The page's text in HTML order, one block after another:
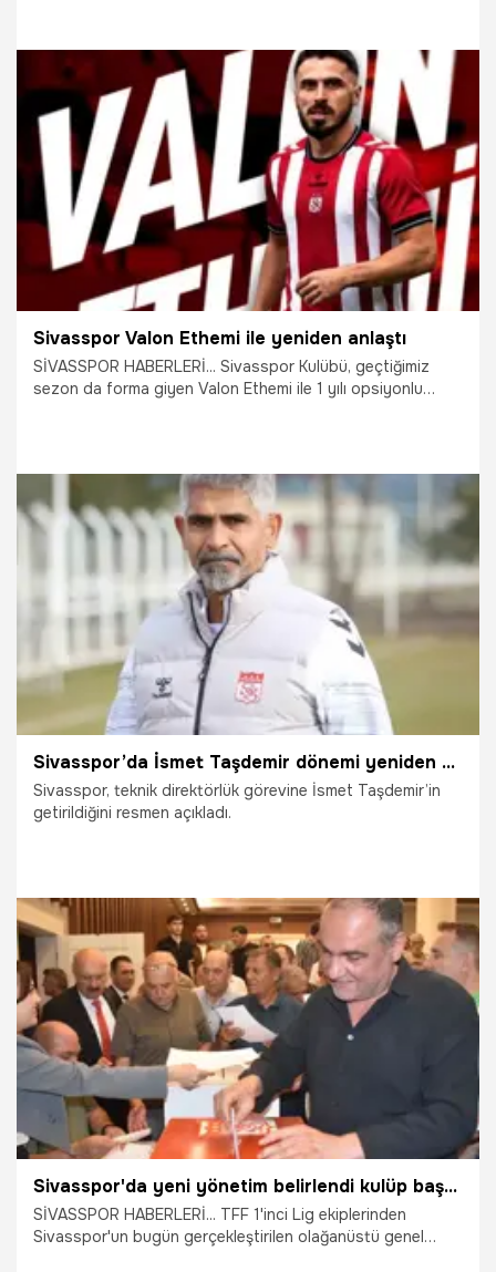
17.07.2026 Sivas
Sivasspor Valon Ethemi ile yeniden anlaştı
SİVASSPOR HABERLERİ... Sivasspor Kulübü, geçtiğimiz
sezon da forma giyen Valon Ethemi ile 1 yılı opsiyonlu
Sivasspor’da İsmet Taşdemir dönemi yeniden başladı
Sivasspor, teknik direktörlük görevine İsmet Taşdemir’in
getirildiğini resmen açıkladı.
15.07.2026 Sivas
Sivasspor'da yeni yönetim belirlendi kulüp başkanı seçildi
SİVASSPOR HABERLERİ... TFF 1'inci Lig ekiplerinden
Sivasspor'un bugün gerçekleştirilen olağanüstü genel